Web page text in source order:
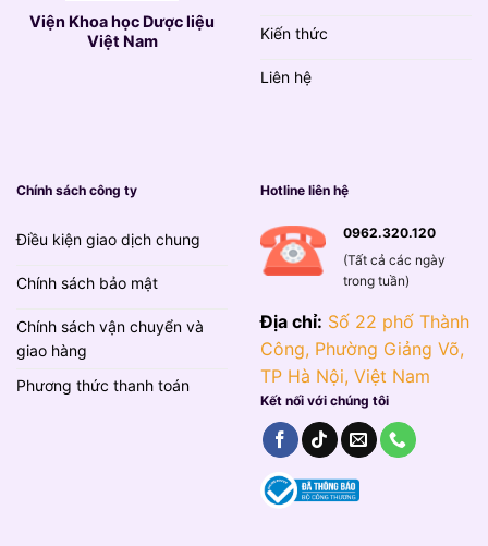
Viện Khoa học Dược liệu
Việt Nam
Kiến thức
Liên hệ
Chính sách công ty
Điều kiện giao dịch chung
Chính sách bảo mật
Chính sách vận chuyển và
giao hàng
Phương thức thanh toán
Hotline liên hệ
0962.320.120
(Tất cả các ngày
trong tuần)
Địa chỉ: Số 22 phố Thành
Công, Phường Giảng Võ,
TP Hà Nội, Việt Nam
Kết nối với chúng tôi